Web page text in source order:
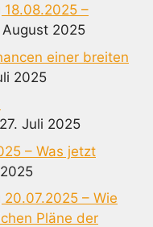
–
August 2025
einer breiten
2025
27. Juli 2025
– Was jetzt
– Wie
Pläne der